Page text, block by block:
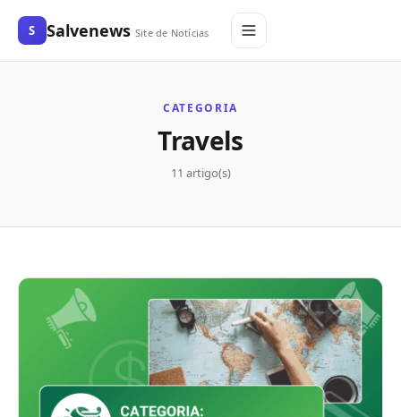
S Salvenews Site de Notícias
CATEGORIA
Travels
11 artigo(s)